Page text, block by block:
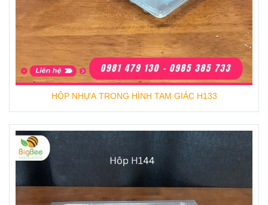
--------------------------------------------------
📞Liên hệ ngay để nhận báo giá tốt nhất:
🌐 Website: bigbeegiasi.com
📱 Hotline:0981 479 130 – 0985 385 733 –
0903 609 143
🏭 Địa chỉ: D15/26/1D Võ Văn Vân, Ấp 41,
Xã Tân Vĩnh Lộc, TP. Hồ Chí Minh
HỘP NHỰA TRONG HÌNH TAM GIÁC H133